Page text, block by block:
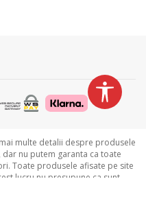
multe detalii despre produsele
nu putem garanta ca toate
Toate produsele afisate pe site
lucru nu presupune ca sunt